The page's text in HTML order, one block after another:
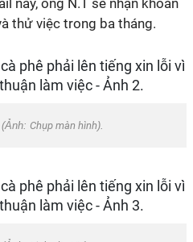
này, ông N.T sẽ nhận khoản
thử việc trong ba tháng.
Chụp màn hình).